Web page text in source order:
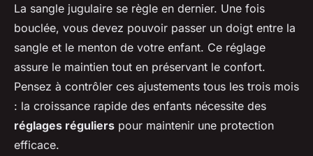
La sangle jugulaire se règle en dernier. Une fois
bouclée, vous devez pouvoir passer un doigt entre la
sangle et le menton de votre enfant. Ce réglage
assure le maintien tout en préservant le confort.
Pensez à contrôler ces ajustements tous les trois mois
: la croissance rapide des enfants nécessite des
réglages réguliers pour maintenir une protection
efficace.